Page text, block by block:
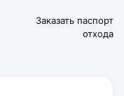
Заказать паспорт
отхода